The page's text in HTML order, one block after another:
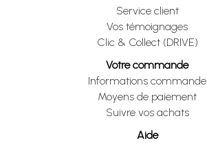
Service client
Vos témoignages
Clic & Collect (DRIVE)
Votre commande
Informations commande
Moyens de paiement
Suivre vos achats
Aide